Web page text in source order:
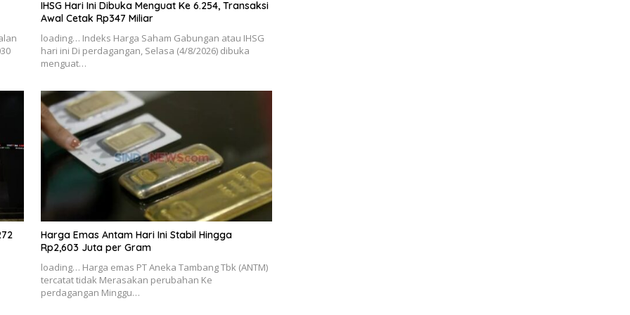
IHSG Hari Ini Dibuka Menguat Ke 6.254, Transaksi
Awal Cetak Rp347 Miliar
loading… Indeks Harga Saham Gabungan atau IHSG
hari ini Di perdagangan, Selasa (4/8/2026) dibuka
menguat…
Harga Emas Antam Hari Ini Stabil Hingga
Rp2,603 Juta per Gram
loading… Harga emas PT Aneka Tambang Tbk (ANTM)
tercatat tidak Merasakan perubahan Ke
perdagangan Minggu…